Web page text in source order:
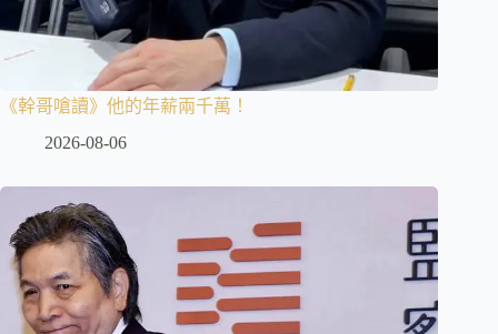
《幹哥嗆讀》他的年薪兩千萬！
2026-08-06